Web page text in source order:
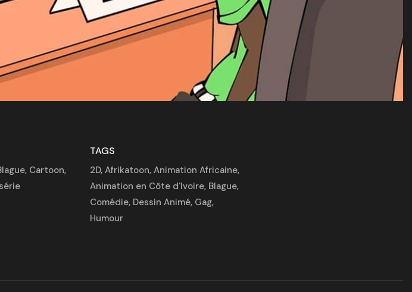
, Cartoon,
TAGS
2D,Afrikatoon,Animation Africaine,
Animation en Côte d'Ivoire, Blague,
Comédie, Dessin Animé, Gag,
Humour